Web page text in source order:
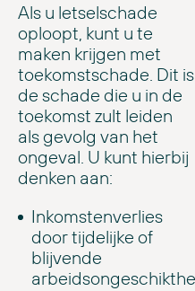
Als u letselschade
oploopt, kunt u te
maken krijgen met
toekomstschade. Dit is
de schade die u in de
toekomst zult leiden
als gevolg van het
ongeval. U kunt hierbij
denken aan:
Inkomstenverlies
door tijdelijke of
blijvende